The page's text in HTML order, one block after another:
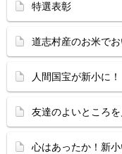
特選表彰
道志村産のお米で
人間国宝が新小に！
友達のよいところを
心はあったか！新